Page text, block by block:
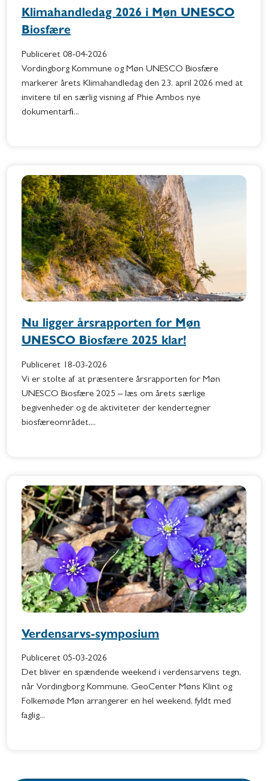
Klimahandledag 2026 i Møn UNESCO
Biosfære
Publiceret 08-04-2026
Vordingborg Kommune og Møn UNESCO Biosfære
markerer årets Klimahandledag den 23. april 2026 med at
invitere til en særlig visning af Phie Ambos nye
dokumentarfi...
Nu ligger årsrapporten for Møn
UNESCO Biosfære 2025 klar!
Publiceret 18-03-2026
Vi er stolte af at præsentere årsrapporten for Møn
UNESCO Biosfære 2025 – læs om årets særlige
begivenheder og de aktiviteter der kendertegner
biosfæreområdet,...
Verdensarvs-symposium
Publiceret 05-03-2026
Det bliver en spændende weekend i verdensarvens tegn,
når Vordingborg Kommune, GeoCenter Møns Klint og
Folkemøde Møn arrangerer en hel weekend, fyldt med
faglig...